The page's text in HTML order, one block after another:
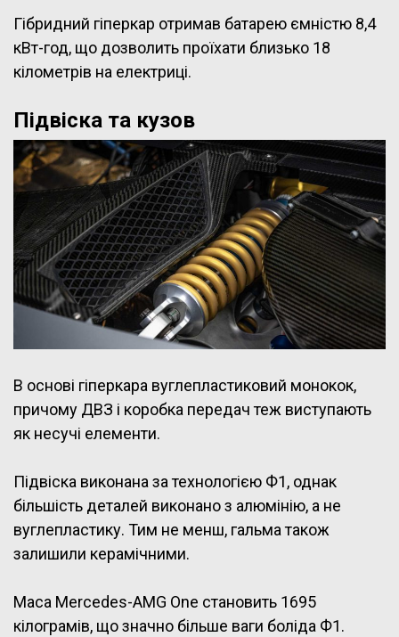
Гібридний гіперкар отримав батарею ємністю 8,4
кВт-год, що дозволить проїхати близько 18
кілометрів на електриці.
Підвіска та кузов
В основі гіперкара вуглепластиковий монокок,
причому ДВЗ і коробка передач теж виступають
як несучі елементи.
Підвіска виконана за технологією Ф1, однак
більшість деталей виконано з алюмінію, а не
вуглепластику. Тим не менш, гальма також
залишили керамічними.
Маса Mercedes-AMG One становить 1695
кілограмів, що значно більше ваги боліда Ф1.